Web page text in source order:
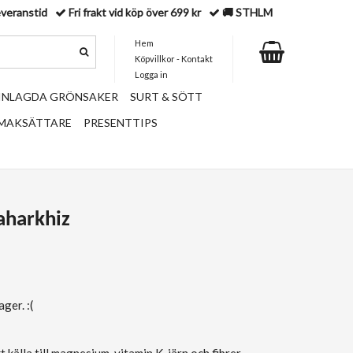
:(
Fri frakt vid köp över 699 kr 🚚 STHLM
Hem
Köpvillkor - Kontakt
Logga in
GRÖNSAKER
SURT & SÖTT
PRESENTTIPS